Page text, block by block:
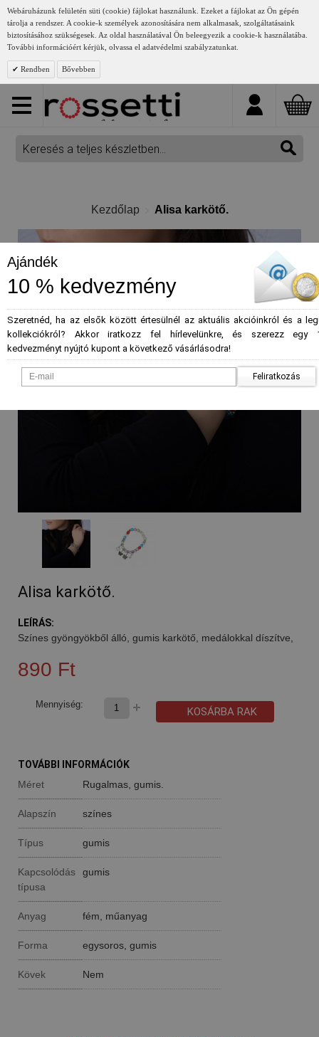
Webáruházunk felületén süti (cookie) fájlokat használunk. Ezeket a fájlokat az Ön gépén
tárolja a rendszer. A cookie-k személyek azonosítására nem alkalmasak, szolgáltatásaink
biztosításához szükségesek. Az oldal használatával Ön beleegyezik a cookie-k használatába.
További információért kérjük, olvassa el adatvédelmi szabályzatunkat.
Rendben Bővebben
Kezdőlap Alisa karkötő.
Alisa karkötő.
LEÍRÁS:
Színes gyöngyökből álló, gumis karkötő, medálokkal díszítve,
890 Ft
Mennyiség:
KOSÁRBA RAK
TOVÁBBI INFORMÁCIÓK
Méret
Rugalmas, gumis.
Alapszín színes
Típus gumis
Kapcsolódás
típusa
gumis
Anyag fém, műanyag
Forma egysoros, gumis
Kövek Nem
Ajándék
10 % kedvezmény
Szeretnéd, ha az elsők között értesülnél az aktuális akcióinkról és a
kollekciókról? Akkor iratkozz fel hírlevelünkre, és szerezz egy
kedvezményt nyújtó kupont a következő vásárlásodra!
Feliratkozás